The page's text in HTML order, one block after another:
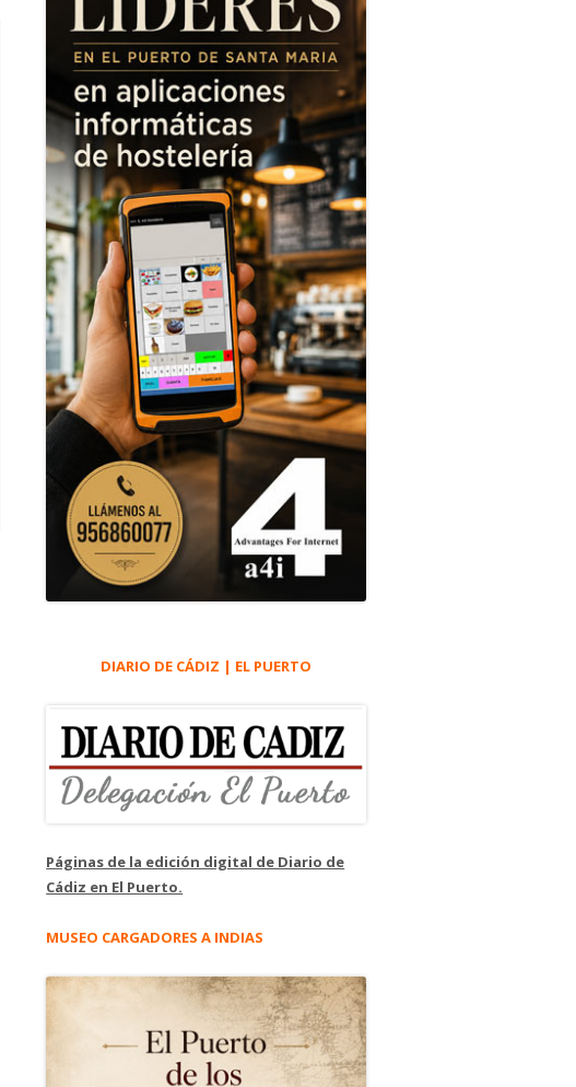
DIARIO DE CÁDIZ | EL PUERTO
Páginas de la edición digital de Diario de
Cádiz en El Puerto.
MUSEO CARGADORES A INDIAS